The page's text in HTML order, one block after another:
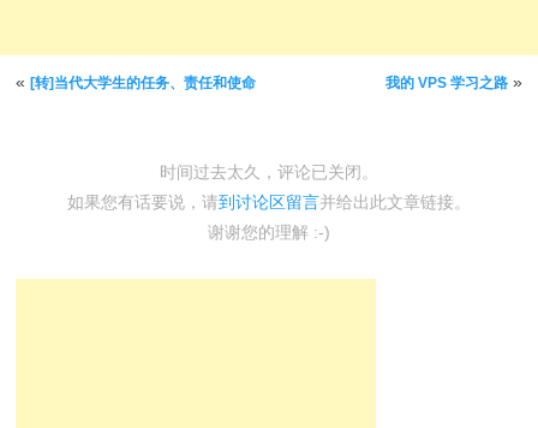
文章导航
«[转]当代大学生的任务、责任和使命 我的 VPS 学习之路»
时间过去太久，评论已关闭。
如果您有话要说，请到讨论区留言并给出此文章链接。
谢谢您的理解 :-)